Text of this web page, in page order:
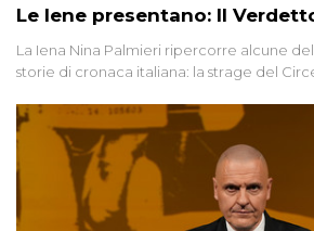
Le Iene presentano: Il
La Iena Nina Palmieri ripercorre alcune
storie di cronaca italiana: la strage del